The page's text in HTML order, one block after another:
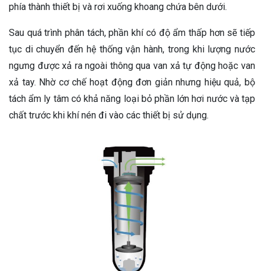
phía thành thiết bị và rơi xuống khoang chứa bên dưới.
Sau quá trình phân tách, phần khí có độ ẩm thấp hơn sẽ tiếp
tục di chuyển đến hệ thống vận hành, trong khi lượng nước
ngưng được xả ra ngoài thông qua van xả tự động hoặc van
xả tay. Nhờ cơ chế hoạt động đơn giản nhưng hiệu quả, bộ
tách ẩm ly tâm có khả năng loại bỏ phần lớn hơi nước và tạp
chất trước khi khí nén đi vào các thiết bị sử dụng.